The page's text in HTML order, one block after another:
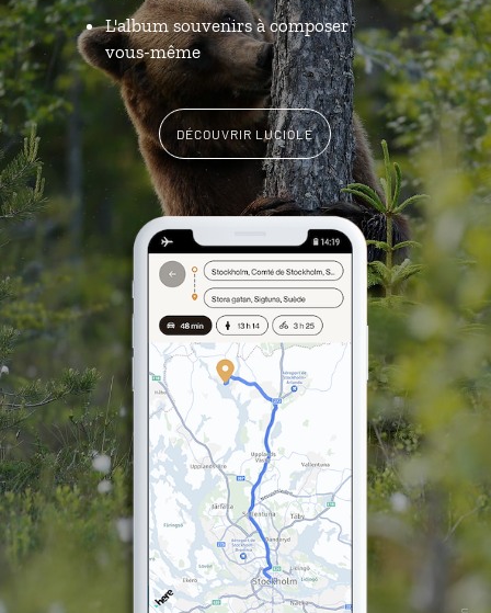
L'album souvenirs à composer
vous-même
DÉCOUVRIR LUCIOLE